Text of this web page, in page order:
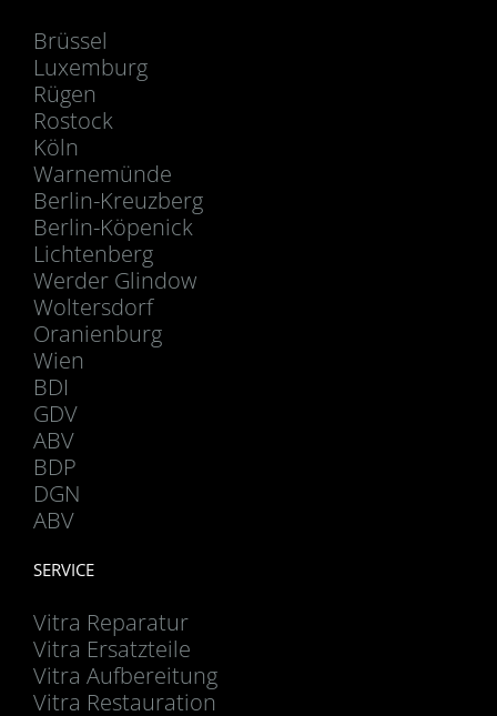
Brüssel
Luxemburg
Rügen
Rostock
Köln
Warnemünde
Berlin-Kreuzberg
Berlin-Köpenick
Lichtenberg
Werder Glindow
Woltersdorf
Oranienburg
Wien
BDI
GDV
ABV
BDP
DGN
ABV
SERVICE
Vitra Reparatur
Vitra Ersatzteile
Vitra Aufbereitung
Vitra Restauration